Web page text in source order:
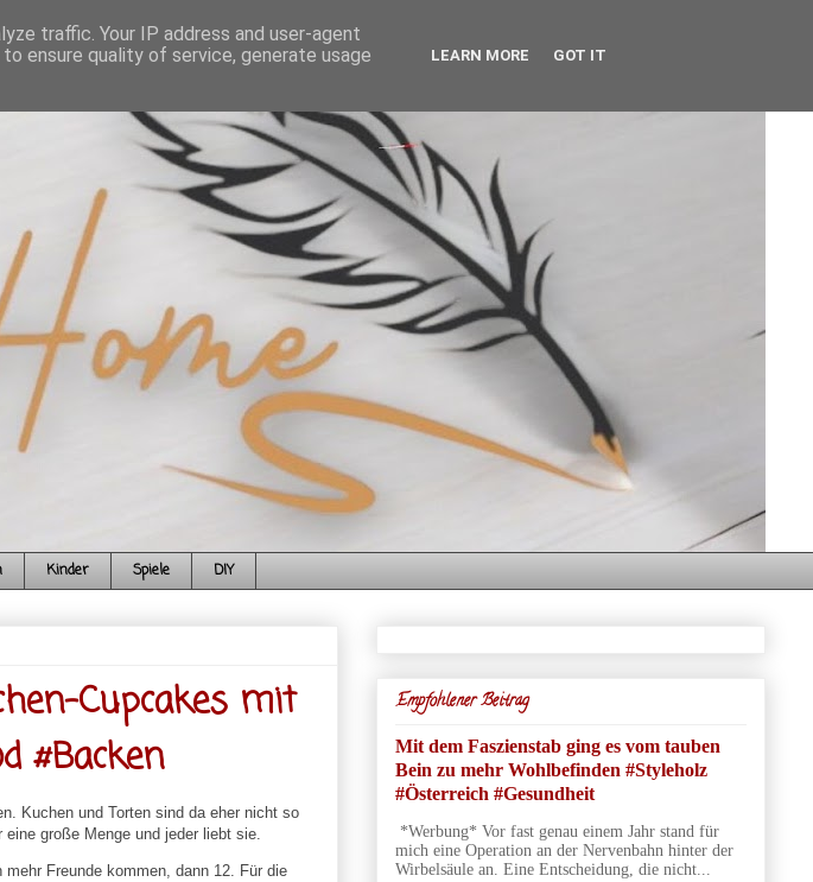
Kinder Spiele DIY
Cupcakes mit
#Backen
Kuchen und Torten sind da eher nicht so
große Menge und jeder liebt sie.
Freunde kommen, dann 12. Für die
Empfohlener Beitrag
Mit dem Faszienstab ging es vom tauben
Bein zu mehr Wohlbefinden #Styleholz
#Österreich #Gesundheit
*Werbung* Vor fast genau einem Jahr stand für
mich eine Operation an der Nervenbahn hinter der
Wirbelsäule an. Eine Entscheidung, die nicht...
traffic. Your IP address and user-agent
ensure quality of service, generate usage
LEARN MORE GOT IT